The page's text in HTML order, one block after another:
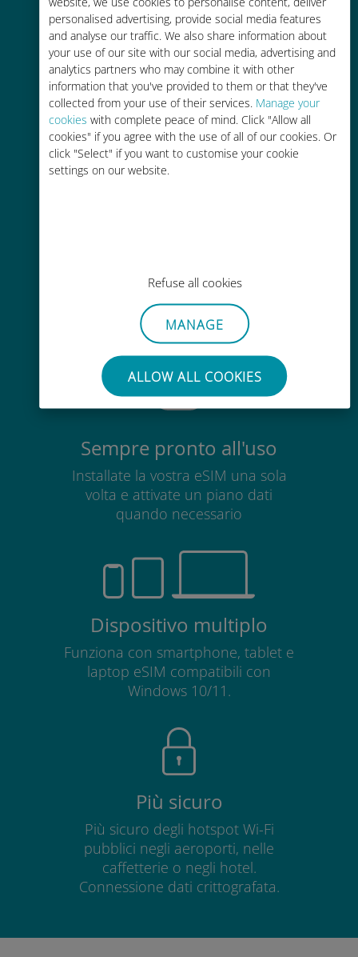
personalised advertising, provide social media features
and analyse our traffic. We also share information about
your use of our site with our social media, advertising and
analytics partners who may combine it with other
information that you've provided to them or that they've
collected from your use of their services. Manage your
cookies with complete peace of mind. Click "Allow all
cookies" if you agree with the use of all of our cookies. Or
click "Select" if you want to customise your cookie
settings on our website.
Refuse all cookies
MANAGE
ALLOW ALL COOKIES
operatore attuale
Ricarica facile
Ovunque tramite l'app Ubigi, anche
senza Wi-Fi o dati residui
Senza sforzo
Non è necessario rimuovere la
scheda SIM esistente
Sempre pronto all'uso
Installate la vostra eSIM una sola
volta e attivate un piano dati
quando necessario
Dispositivo multiplo
Funziona con smartphone, tablet e
laptop eSIM compatibili con
Windows 10/11.
Più sicuro
Più sicuro degli hotspot Wi-Fi
pubblici negli aeroporti, nelle
caffetterie o negli hotel.
Connessione dati crittografata.